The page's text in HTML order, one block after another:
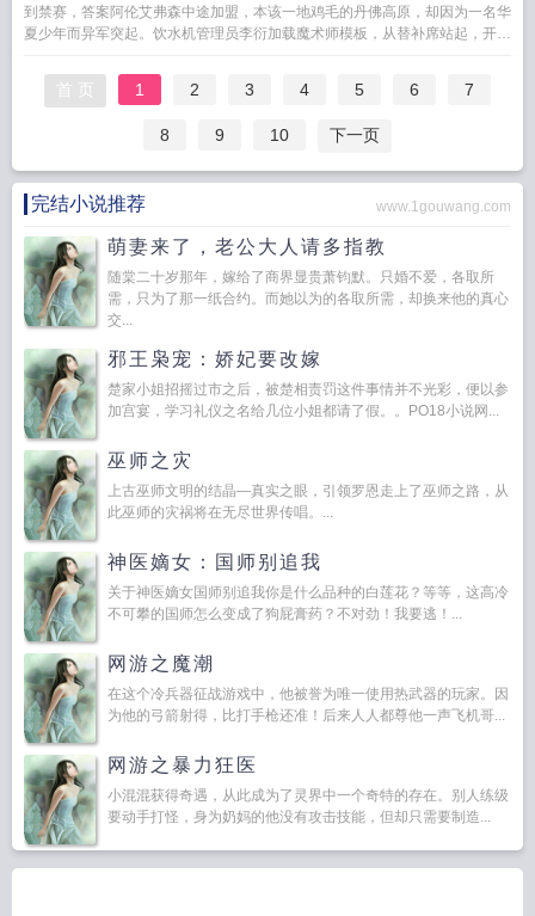
到禁赛，答案阿伦艾弗森中途加盟，本该一地鸡毛的丹佛高原，却因为一名华
夏少年而异军突起。饮水机管理员李衍加载魔术师模板，从替补席站起，开启
首 页 1 2 3 4 5 6 7
8 9 10 下一页
完结小说推荐 www.1gouwang.com
萌妻来了，老公大人请多指教
随棠二十岁那年，嫁给了商界显贵萧钧默。只婚不爱，各取所
需，只为了那一纸合约。而她以为的各取所需，却换来他的真心
交...
邪王枭宠：娇妃要改嫁
楚家小姐招摇过市之后，被楚相责罚这件事情并不光彩，便以参
加宫宴，学习礼仪之名给几位小姐都请了假。。PO18小说网...
巫师之灾
上古巫师文明的结晶—真实之眼，引领罗恩走上了巫师之路，从
此巫师的灾祸将在无尽世界传唱。...
神医嫡女：国师别追我
关于神医嫡女国师别追我你是什么品种的白莲花？等等，这高冷
不可攀的国师怎么变成了狗屁膏药？不对劲！我要逃！...
网游之魔潮
在这个冷兵器征战游戏中，他被誉为唯一使用热武器的玩家。因
为他的弓箭射得，比打手枪还准！后来人人都尊他一声飞机哥...
网游之暴力狂医
小混混获得奇遇，从此成为了灵界中一个奇特的存在。别人练级
要动手打怪，身为奶妈的他没有攻击技能，但却只需要制造...